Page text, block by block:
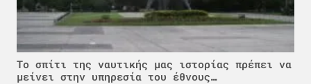
Το σπίτι της ναυτικής μας ιστορίας πρέπει να
μείνει στην υπηρεσία του έθνους…